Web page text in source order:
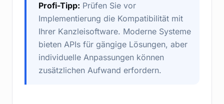
Profi-Tipp: Prüfen Sie vor
Implementierung die Kompatibilität mit
Ihrer Kanzleisoftware. Moderne Systeme
bieten APIs für gängige Lösungen, aber
individuelle Anpassungen können
zusätzlichen Aufwand erfordern.